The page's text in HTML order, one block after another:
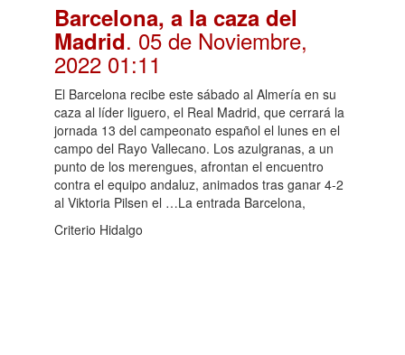
Barcelona, a la caza del
Madrid. 05 de Noviembre,
2022 01:11
El Barcelona recibe este sábado al Almería en su
caza al líder liguero, el Real Madrid, que cerrará la
jornada 13 del campeonato español el lunes en el
campo del Rayo Vallecano. Los azulgranas, a un
punto de los merengues, afrontan el encuentro
contra el equipo andaluz, animados tras ganar 4-2
al Viktoria Pilsen el …La entrada Barcelona,
Criterio Hidalgo